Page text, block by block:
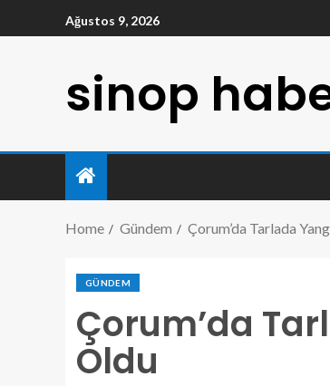
Ağustos 9, 2026
sinop
Home Gündem Çorum’da Tarlada
GÜNDEM
Çorum’da
Oldu